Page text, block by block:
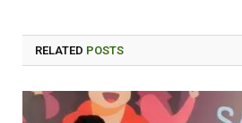
RELATED POSTS